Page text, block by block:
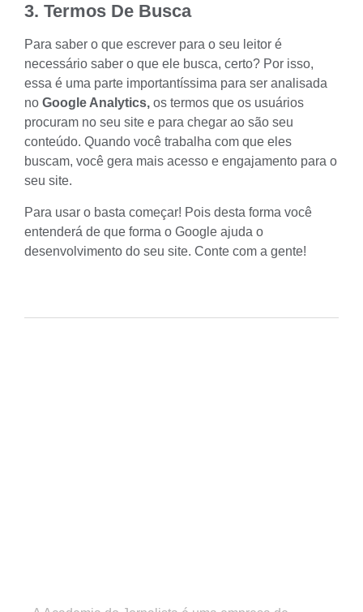
3. Termos De Busca
Para saber o que escrever para o seu leitor é
necessário saber o que ele busca, certo? Por isso,
essa é uma parte importantíssima para ser analisada
no Google Analytics, os termos que os usuários
procuram no seu site e para chegar ao são seu
conteúdo. Quando você trabalha com que eles
buscam, você gera mais acesso e engajamento para o
seu site.
Para usar o basta começar! Pois desta forma você
entenderá de que forma o Google ajuda o
desenvolvimento do seu site. Conte com a gente!